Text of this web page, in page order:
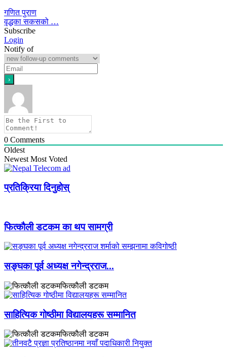
गणित पुराण
वृद्धका सकसको …
Subscribe
Login
Notify of
0 Comments
Oldest
Newest Most Voted
प्रतिक्रिया दिनुहोस्
फित्काैली डटकम का थप सामग्री
सङ्घका पूर्व अध्यक्ष नगेन्द्रराज...
फित्काैली डटकम
साहित्यिक गोष्ठीमा विद्यालयहरू सम्मानित
फित्काैली डटकम